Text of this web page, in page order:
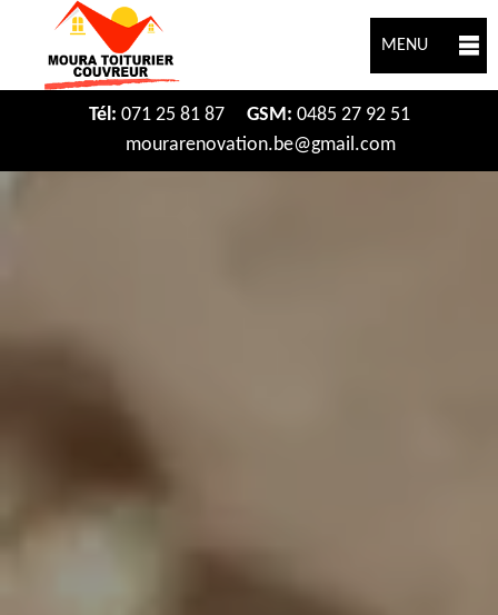
MENU
Tél: 071 25 81 87 GSM: 0485 27 92 51
mourarenovation.be@gmail.com